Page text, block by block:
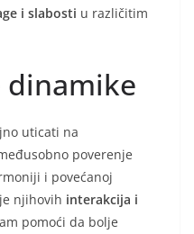
i slabosti u različitim
dinamike
uticati na
poverenje
i povećanoj
njihovih interakcija i
pomoći da bolje